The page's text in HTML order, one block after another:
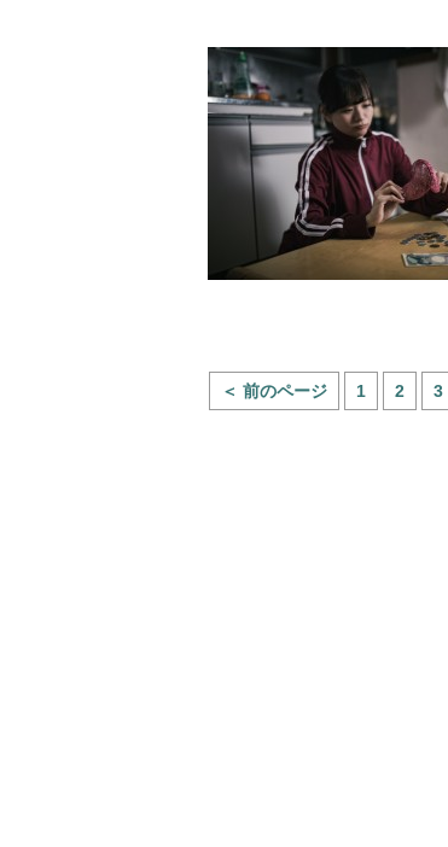
＜ 前のページ 1 2 3